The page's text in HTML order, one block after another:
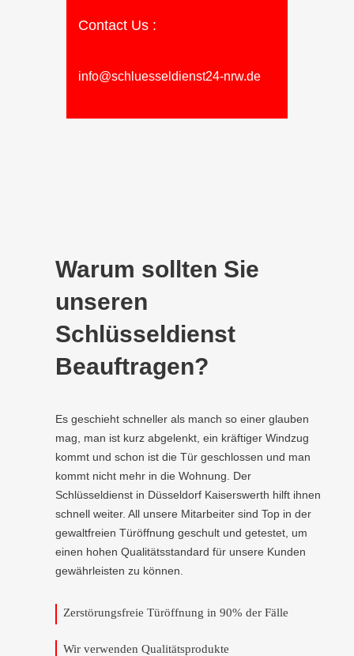
Contact Us :
info@schluesseldienst24-nrw.de
Warum sollten Sie
unseren
Schlüsseldienst
Beauftragen?
Es geschieht schneller als manch so einer glauben
mag, man ist kurz abgelenkt, ein kräftiger Windzug
kommt und schon ist die Tür geschlossen und man
kommt nicht mehr in die Wohnung. Der
Schlüsseldienst in Düsseldorf Kaiserswerth hilft ihnen
schnell weiter. All unsere Mitarbeiter sind Top in der
gewaltfreien Türöffnung geschult und getestet, um
einen hohen Qualitätsstandard für unsere Kunden
gewährleisten zu können.
Zerstörungsfreie Türöffnung in 90% der Fälle
Wir verwenden Qualitätsprodukte